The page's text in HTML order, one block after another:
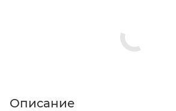
Описание